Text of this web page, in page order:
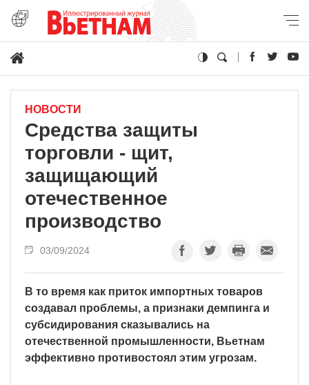
НОВОСТИ
Средства защиты
торговли - щит,
защищающий
отечественное
производство
03/09/2024
В то время как приток импортных товаров
создавал проблемы, а признаки демпинга и
субсидирования сказывались на
отечественной промышленности, Вьетнам
эффективно противостоял этим угрозам.